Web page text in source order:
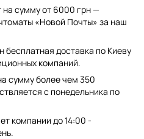
на сумму от 6000 грн —
«Новой Почты» за наш
бесплатная доставка по Киеву
компаний.
сумму более чем 350
с понедельника по
компании до 14:00 -